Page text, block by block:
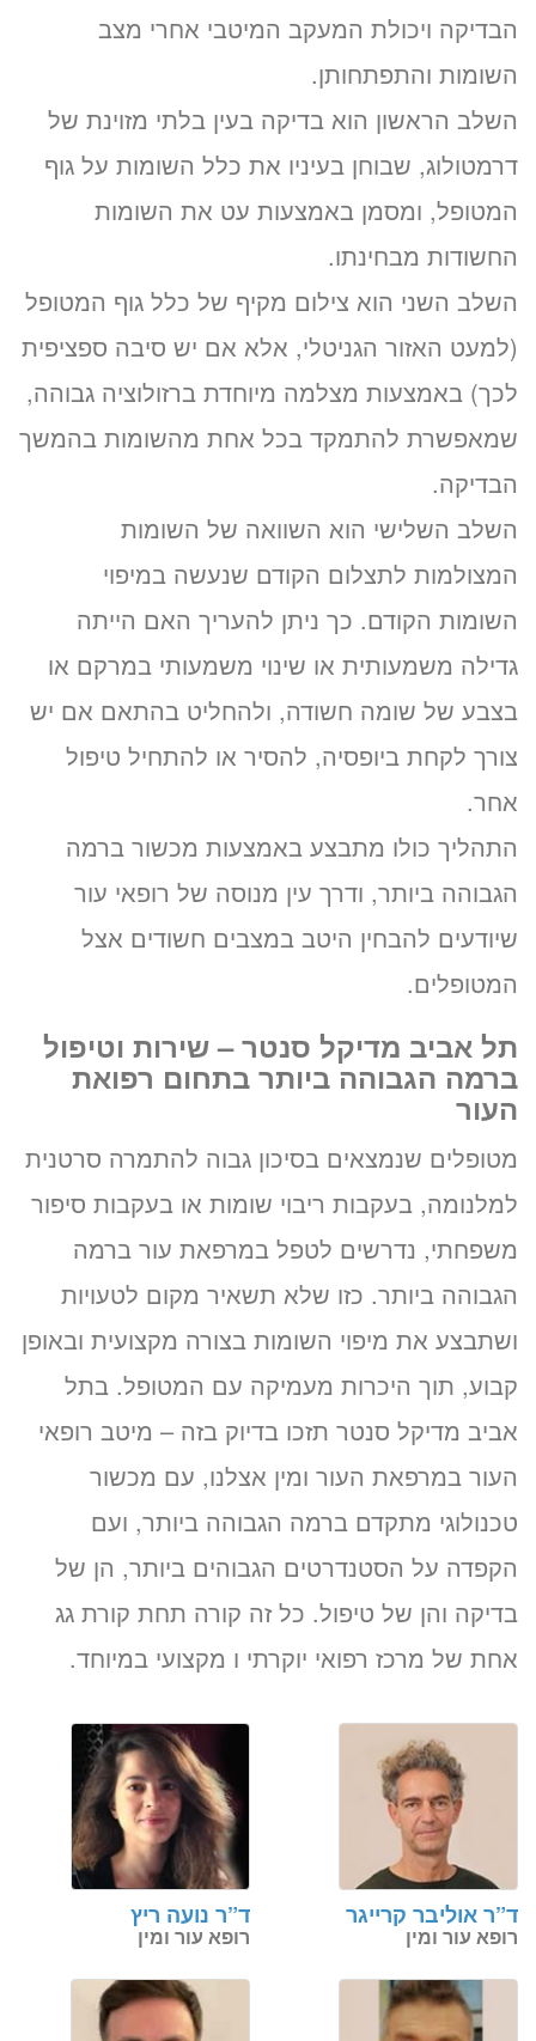
הבדיקה ויכולת המעקב המיטבי אחרי מצב
השומות והתפתחותן.
השלב הראשון הוא בדיקה בעין בלתי מזוינת של
דרמטולוג, שבוחן בעיניו את כלל השומות על גוף
המטופל, ומסמן באמצעות עט את השומות
החשודות מבחינתו.
השלב השני הוא צילום מקיף של כלל גוף המטופל
(למעט האזור הגניטלי, אלא אם יש סיבה ספציפית
לכך) באמצעות מצלמה מיוחדת ברזולוציה גבוהה,
שמאפשרת להתמקד בכל אחת מהשומות בהמשך
הבדיקה.
השלב השלישי הוא השוואה של השומות
המצולמות לתצלום הקודם שנעשה במיפוי
השומות הקודם. כך ניתן להעריך האם הייתה
גדילה משמעותית או שינוי משמעותי במרקם או
בצבע של שומה חשודה, ולהחליט בהתאם אם יש
צורך לקחת ביופסיה, להסיר או להתחיל טיפול
אחר.
התהליך כולו מתבצע באמצעות מכשור ברמה
הגבוהה ביותר, ודרך עין מנוסה של רופאי עור
שיודעים להבחין היטב במצבים חשודים אצל
המטופלים.
תל אביב מדיקל סנטר – שירות וטיפול
ברמה הגבוהה ביותר בתחום רפואת
העור
מטופלים שנמצאים בסיכון גבוה להתמרה סרטנית
למלנומה, בעקבות ריבוי שומות או בעקבות סיפור
משפחתי, נדרשים לטפל במרפאת עור ברמה
הגבוהה ביותר. כזו שלא תשאיר מקום לטעויות
ושתבצע את מיפוי השומות בצורה מקצועית ובאופן
קבוע, תוך היכרות מעמיקה עם המטופל. בתל
אביב מדיקל סנטר תזכו בדיוק בזה – מיטב רופאי
העור במרפאת העור ומין אצלנו, עם מכשור
טכנולוגי מתקדם ברמה הגבוהה ביותר, ועם
הקפדה על הסטנדרטים הגבוהים ביותר, הן של
בדיקה והן של טיפול. כל זה קורה תחת קורת גג
אחת של מרכז רפואי יוקרתי ו מקצועי במיוחד.
ד”ר נועה ריץ
רופא עור ומין
ד”ר אוליבר קרייגר
רופא עור ומין